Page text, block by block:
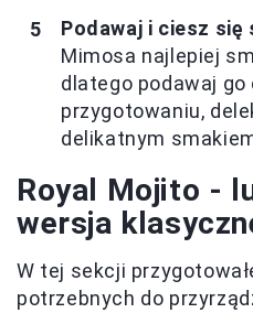
Podawaj i ciesz się
Mimosa najlepiej
dlatego podawaj go
przygotowaniu,
delikatnym
Royal Mojito -
wersja
W tej sekcji
potrzebnych do